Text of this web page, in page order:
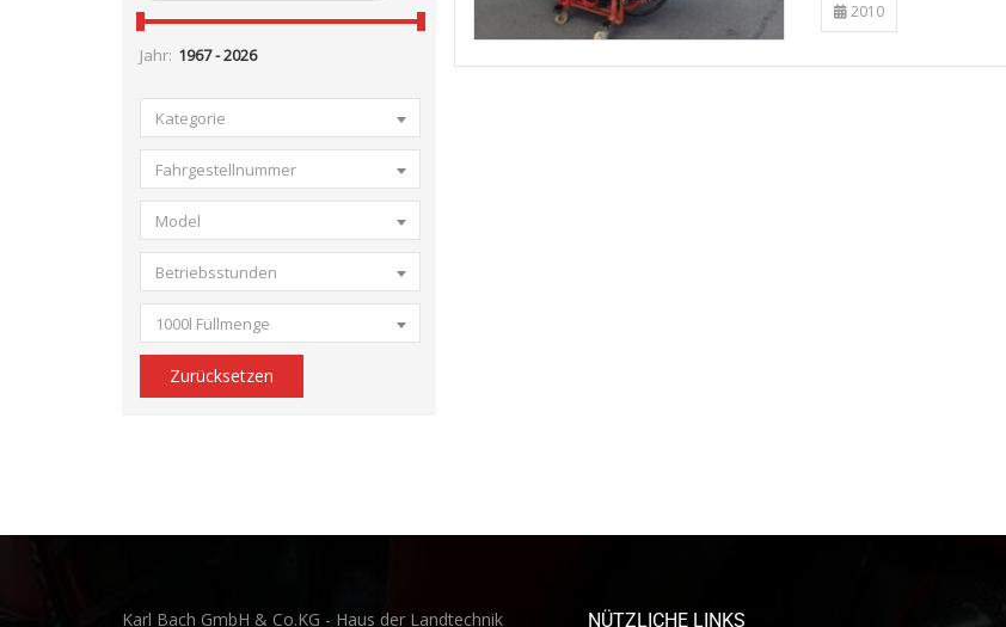
Jahr:
Kategorie
Fahrgestellnummer
Model
Betriebsstunden
1000l Füllmenge
Zurücksetzen
2010
Karl Bach GmbH & Co.KG - Haus der Landtechnik NÜTZLICHE LINKS